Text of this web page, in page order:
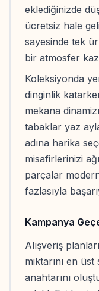
eklediğinizde
ücretsiz hale
sayesinde tek
bir atmosfer
Koleksiyonda
dinginlik
mekana
tabaklar yaz
adına harika
misafirlerinizi
parçalar
fazlasıyla
Kampanya
Alışveriş
miktarını en üst
anahtarını